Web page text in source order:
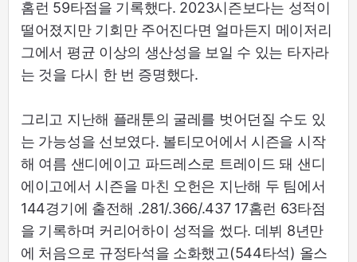
홈런 59타점을 기록했다. 2023시즌보다는 성적이
떨어졌지만 기회만 주어진다면 얼마든지 메이저리
그에서 평균 이상의 생산성을 보일 수 있는 타자라
는 것을 다시 한 번 증명했다.
그리고 지난해 플래툰의 굴레를 벗어던질 수도 있
는 가능성을 선보였다. 볼티모어에서 시즌을 시작
해 여름 샌디에이고 파드레스로 트레이드 돼 샌디
에이고에서 시즌을 마친 오헌은 지난해 두 팀에서
144경기에 출전해 .281/.366/.437 17홈런 63타점
을 기록하며 커리어하이 성적을 썼다. 데뷔 8년만
에 처음으로 규정타석을 소화했고(544타석) 올스